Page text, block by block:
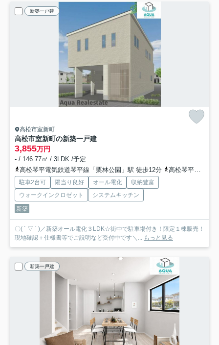
新築一戸建
高松市室新町
高松市室新町の新築一戸建
3,855万円
- / 146.77㎡ / 3LDK /予定
高松琴平電気鉄道琴平線「栗林公園」駅 徒歩12分
高松琴平電気鉄道琴平線「三条」駅 徒歩14分
駐車2台可 陽当り良好 オール電化
収納豊富
ウォークインクロゼット
システムキッチン
新築
〇( ´ ▽ ` )／新築オール電化３LDK☆街中で駐車場付き！限定１棟販売！
現地確認＋仕様書等でご説明など受付中です＼... もっと見る
新築一戸建